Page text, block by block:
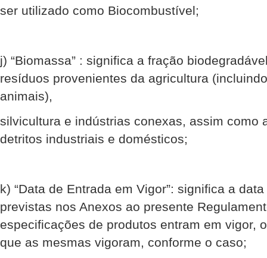
ser utilizado como Biocombustível;
j) “Biomassa” : significa a fração
resíduos provenientes da agricultura
animais),
silvicultura e indústrias conexas, assim como
detritos industriais e domésticos;
k) “Data de Entrada em Vigor”: significa a
previstas nos Anexos ao presente
especificações de produtos entram em vigor,
que as mesmas vigoram, conforme o caso;